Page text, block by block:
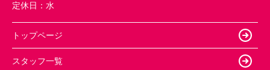
定休日： 水
トップページ
スタッフ一覧